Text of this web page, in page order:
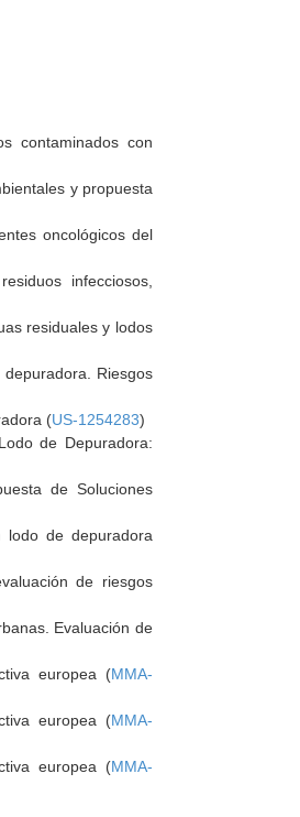
contaminados con
y propuesta
oncológicos del
infecciosos,
residuales y lodos
Riesgos
(US-1254283)
de Depuradora:
de Soluciones
lodo de depuradora
de riesgos
Evaluación de
europea (MMA-
europea (MMA-
europea (MMA-